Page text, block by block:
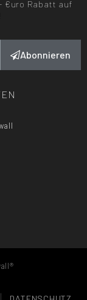
€uro Rabatt auf
Abonnieren